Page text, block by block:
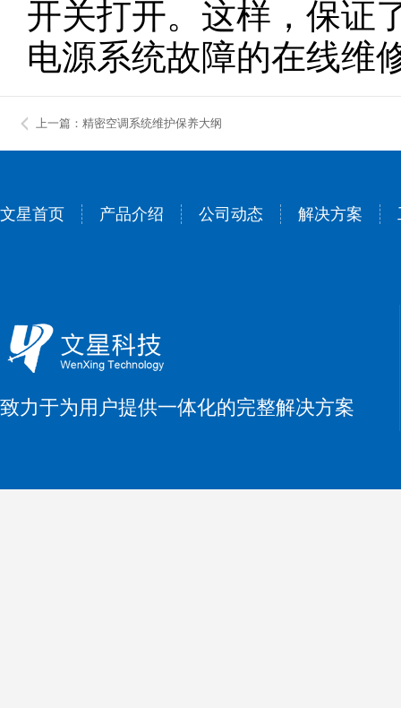
开关打开。这样，保证
电源系统故障的在线维
上一篇：精密空调系统维护保养大纲
文星首页 产品介绍 公司动态 解决方案
致力于为用户提供一体化的完整解决方案